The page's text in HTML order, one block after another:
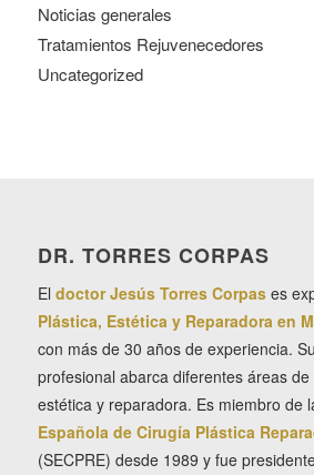
Noticias generales
Tratamientos Rejuvenecedores
Uncategorized
DR. TORRES CORPAS
El doctor Jesús Torres Corpases
Plástica, Estética y Reparadora en
con más de 30 años de experiencia.
profesional abarca diferentes áreas
estética y reparadora. Es miembro de
Española de Cirugía Plástica
(SECPRE) desde 1989 y fue